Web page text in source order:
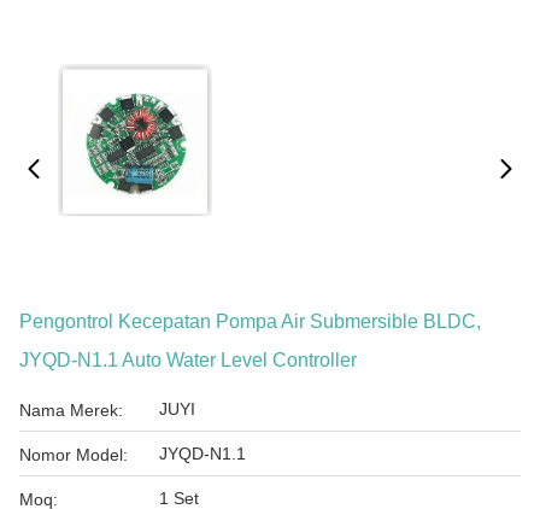
Pengontrol Kecepatan Pompa Air Submersible BLDC,
JYQD-N1.1 Auto Water Level Controller
Nama Merek: JUYI
Nomor Model: JYQD-N1.1
Moq: 1 Set